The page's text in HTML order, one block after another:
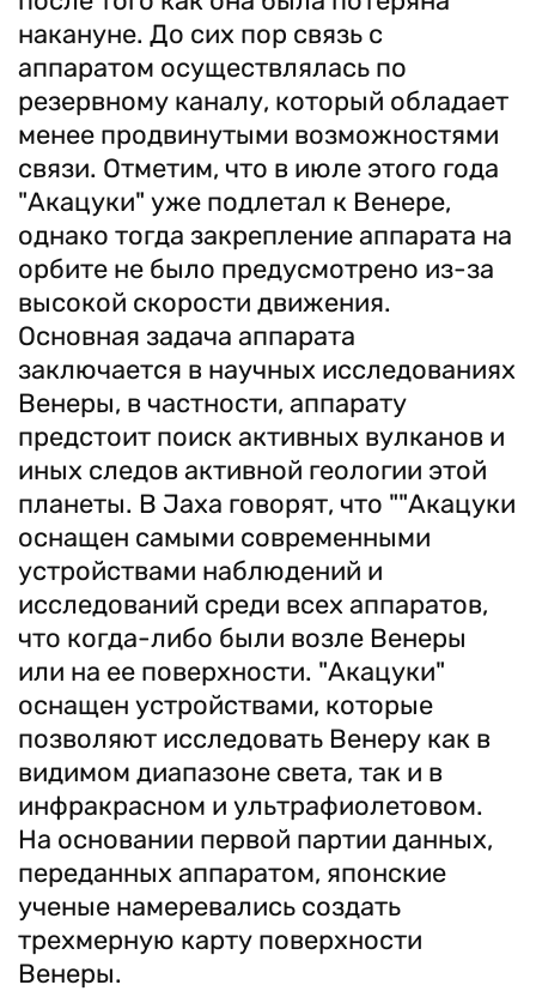
накануне. До сих пор связь с
аппаратом осуществлялась по
резервному каналу, который обладает
менее продвинутыми возможностями
связи. Отметим, что в июле этого года
"Акацуки" уже подлетал к Венере,
однако тогда закрепление аппарата на
орбите не было предусмотрено из-за
высокой скорости движения.
Основная задача аппарата
заключается в научных исследованиях
Венеры, в частности, аппарату
предстоит поиск активных вулканов и
иных следов активной геологии этой
планеты. В Jaxa говорят, что ""Акацуки
оснащен самыми современными
устройствами наблюдений и
исследований среди всех аппаратов,
что когда-либо были возле Венеры
или на ее поверхности. "Акацуки"
оснащен устройствами, которые
позволяют исследовать Венеру как в
видимом диапазоне света, так и в
инфракрасном и ультрафиолетовом.
На основании первой партии данных,
переданных аппаратом, японские
ученые намеревались создать
трехмерную карту поверхности
Венеры.